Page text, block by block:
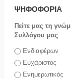
ΨΗΦΟΦΟΡΙΑ
Πείτε μας τη
Συλλόγου μας
Επιλογές
Ενδιαφέρων
Ευχάριστος
Ενημερωτικός